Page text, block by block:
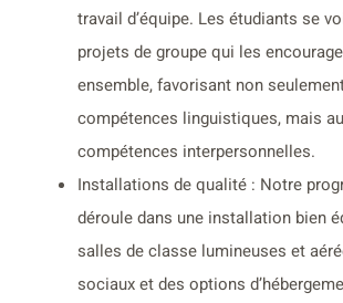
travail d’équipe. Les étudiants se
projets de groupe qui les
ensemble, favorisant non
compétences linguistiques, mais
compétences interpersonnelles.
Installations de qualité : Notre
déroule dans une installation bien
salles de classe lumineuses et
sociaux et des options